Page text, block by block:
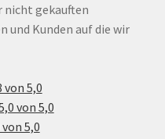
nicht gekauften
und Kunden auf die wir
von 5,0
von 5,0
5,0